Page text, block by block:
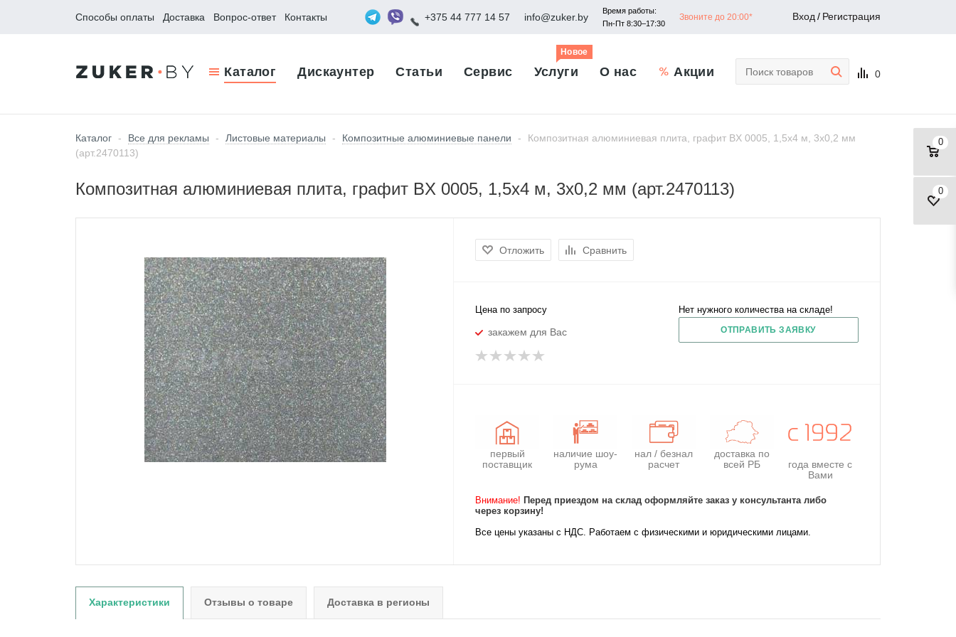
Способы оплаты Доставка Вопрос-ответ Контакты +375 44 777 14 57 info@zuker.by
Время работы:
Пн-Пт 8:30–17:30
Звоните до 20:00* Вход / Регистрация
Каталог Дискаунтер Статьи Сервис Услуги
Новое
О нас Акции 0
0
0
Каталог - Все для рекламы - Листовые материалы - Композитные алюминиевые панели -
Композитная алюминиевая плита, графит BX 0005, 1,5х4 м, 3х0,2 мм
(арт.2470113)
Композитная алюминиевая плита, графит BX 0005, 1,5х4 м, 3х0,2 мм (арт.2470113)
Отложить Сравнить
Цена по запросу
закажем для Вас
Нет нужного количества на складе!
ОТПРАВИТЬ ЗАЯВКУ
первый
поставщик
наличие шоу-
рума
нал / безнал
расчет
доставка по
всей РБ
года вместе с
Вами
Внимание! Перед приездом на склад оформляйте заказ у консультанта либо
через корзину!
Все цены указаны с НДС. Работаем с физическими и юридическими лицами.
Характеристики Отзывы о товаре Доставка в регионы